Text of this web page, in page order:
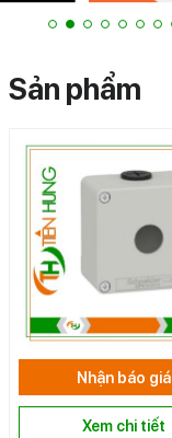
Sản phẩm
Nhận báo giá
Xem chi tiết